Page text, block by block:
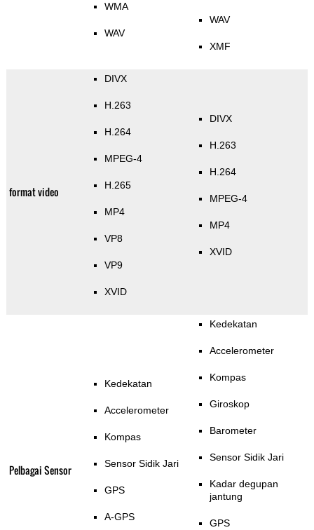
WMA
WAV
WAV
XMF
format video
DIVX
H.263
H.264
MPEG-4
H.265
MP4
VP8
VP9
XVID
DIVX
H.263
H.264
MPEG-4
MP4
XVID
Pelbagai Sensor
Kedekatan
Accelerometer
Kompas
Sensor Sidik Jari
GPS
A-GPS
Kedekatan
Accelerometer
Kompas
Giroskop
Barometer
Sensor Sidik Jari
Kadar degupan
jantung
GPS